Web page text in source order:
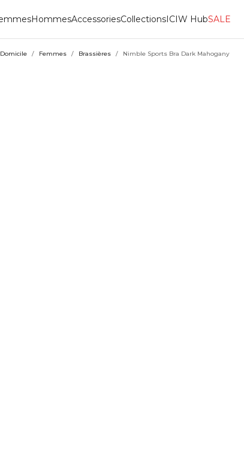
HommesAccessoriesCollectionsICIW HubSALE
Domicile / Femmes / Brassières / Nimble Sports Bra Dark Mahogany